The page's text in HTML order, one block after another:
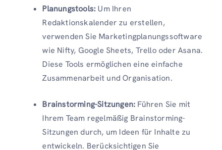
Planungstools: Um Ihren
Redaktionskalender zu erstellen,
verwenden Sie Marketingplanungssoftware
wie Nifty, Google Sheets, Trello oder Asana.
Diese Tools ermöglichen eine einfache
Zusammenarbeit und Organisation.
Brainstorming-Sitzungen: Führen Sie mit
Ihrem Team regelmäßig Brainstorming-
Sitzungen durch, um Ideen für Inhalte zu
entwickeln. Berücksichtigen Sie